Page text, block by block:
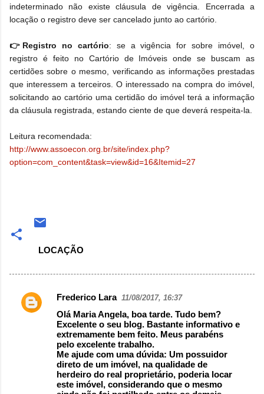
indeterminado não existe cláusula de vigência. Encerrada a
locação o registro deve ser cancelado junto ao cartório.
👉Registro no cartório: se a vigência for sobre imóvel, o
registro é feito no Cartório de Imóveis onde se buscam as
certidões sobre o mesmo, verificando as informações prestadas
que interessem a terceiros. O interessado na compra do imóvel,
solicitando ao cartório uma certidão do imóvel terá a informação
da cláusula registrada, estando ciente de que deverá respeita-la.
Leitura recomendada:
http://www.assoecon.org.br/site/index.php?
option=com_content&task=view&id=16&Itemid=27
LOCAÇÃO
Comentários
Frederico Lara 11/08/2017, 16:37
Olá Maria Angela, boa tarde. Tudo bem?
Excelente o seu blog. Bastante informativo e
extremamente bem feito. Meus parabéns
pelo excelente trabalho.
Me ajude com uma dúvida: Um possuidor
direto de um imóvel, na qualidade de
herdeiro do real proprietário, poderia locar
este imóvel, considerando que o mesmo